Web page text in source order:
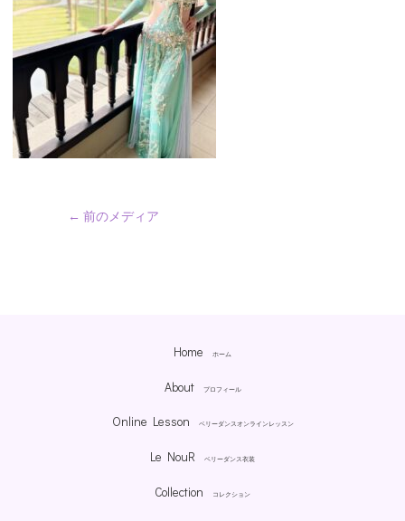
← 前のメディア
Home ホーム
About プロフィール
Online Lesson ベリーダンスオンラインレッスン
Le NouR ベリーダンス衣装
Collection コレクション